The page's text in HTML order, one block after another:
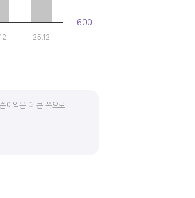
25.12
-600
이익은 더 큰 폭으로